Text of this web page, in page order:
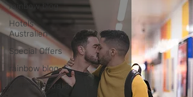
rainbow blog
Hotels
Australien
Special Offers
rainbow blog
Hotels Australia